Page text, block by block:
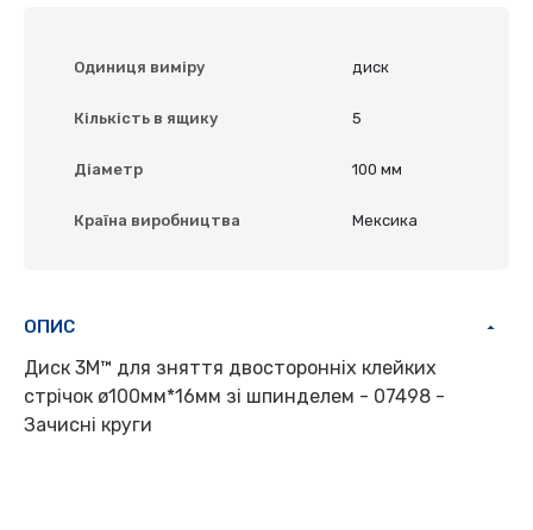
Одиниця виміру диск
Кількість в ящику 5
Діаметр 100 мм
Країна виробництва Мексика
ОПИС
Диск 3M™ для зняття двосторонніх клейких
стрічок ø100мм*16мм зі шпинделем - 07498 -
Зачисні круги